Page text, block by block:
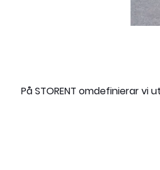
På STORENT omdefinierar